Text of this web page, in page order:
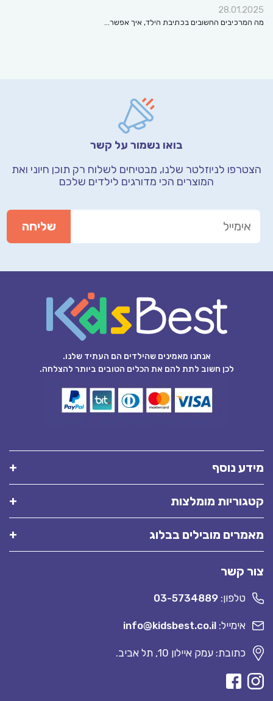
28.01.2025
מה המרכיבים החשובים בכתיבת הילד, איך אפשר…
בואו נשמור על קשר
הצטרפו לניוזלטר שלנו, מבטיחים לשלוח רק תוכן חיוני ואת
המוצרים הכי מדורגים לילדים שלכם
אנחנו מאמינים שהילדים הם העתיד שלנו.
לכן חשוב לתת להם את הכלים הטובים ביותר להצלחה.
מידע נוסף
קטגוריות מומלצות
מאמרים מובילים בבלוג
צור קשר
טלפון: 03-5734889
אימייל: info@kidsbest.co.il
כתובת: עמק איילון 10, תל אביב.